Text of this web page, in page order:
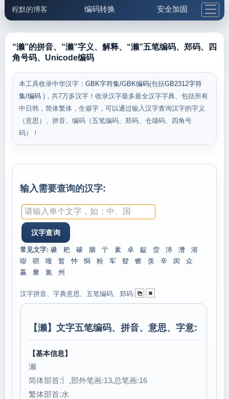
程默的博客 编码转换 安全加固
邮件工具 生活便民 更多工具
“濑”的拼音、“濑”字义、解释、“濑”五笔编码、郑码、四
角号码、Unicode编码
本工具收录中华汉字： GBK字符集/GBK编码(包括GB2312字符
集/编码 )，共7万多汉字！收录汉字最多最全汉字字典、包括所有
中日韩，简体繁体，生僻字，可以通过输入汉字查询汉字的字义
（意思）、拼音、编码（五笔编码、郑码、仓颉码、四角号
码）！
输入需要查询的汉字:
常见文字: 磉 耙 磙 胭 亍 素 卓 龊 赀 沛 漕
溶
嘭
唢 嗖 暂 忡 恫 粉 军 眢 镲 羡 辛 闵
众
嬴
縻 旄 州
汉字拼音、字典意思、五笔编码、郑码:
【濑】文字五笔编码、拼音、意思、字意:
【基本信息】
濑
简体部首:氵,部外笔画:13,总笔画:16
繁体部首:水